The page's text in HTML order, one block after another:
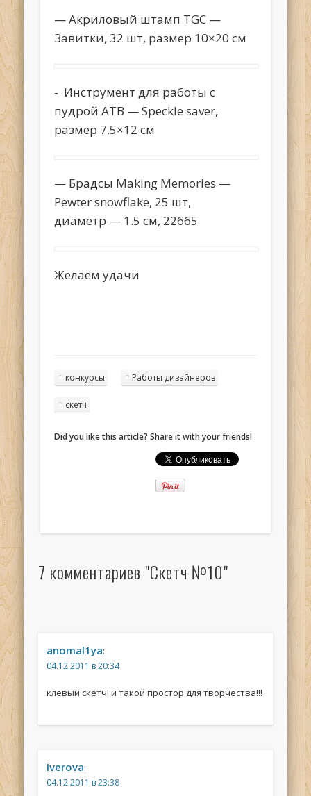
— Акриловый штамп TGC —
Завитки, 32 шт, размер 10×20 см
- Инструмент для работы с
пудрой ATB — Speckle saver,
размер 7,5×12 см
— Брадсы Making Memories —
Pewter snowflake, 25 шт,
диаметр — 1.5 см, 22665
Желаем удачи
конкурсы Работы дизайнеров
скетч
Did you like this article? Share it with your friends!
7 комментариев "Скетч №10"
anomal1ya:
04.12.2011 в 20:34
клевый скетч! и такой простор для творчества!!!
Iverova:
04.12.2011 в 23:38